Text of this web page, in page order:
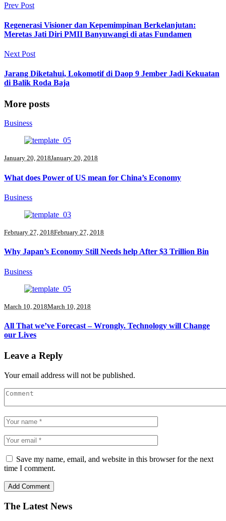
Prev Post
Regenerasi Visioner dan Kepemimpinan Berkelanjutan:
Meretas Jati Diri PMII Banyuwangi di atas Fundamen
Next Post
Jarang Diketahui, Lokomotif di Daop 9 Jember Jadi Kekuatan
di Balik Roda Baja
More posts
Business
January 20, 2018January 20, 2018
What does Power of US mean for China’s Economy
Business
February 27, 2018February 27, 2018
Why Japan’s Economy Still Needs help After $3 Trillion Bin
Business
March 10, 2018March 10, 2018
All That we’ve Forecast – Wrongly. Technology will Change
our Lives
Leave a Reply
Your email address will not be published.
Save my name, email, and website in this browser for the next
time I comment.
The Latest News